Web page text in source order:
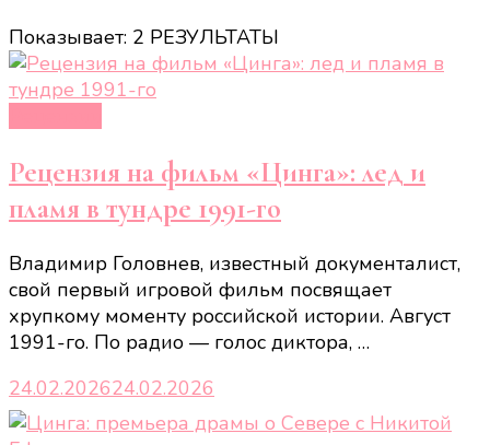
Показывает: 2 РЕЗУЛЬТАТЫ
Рецензия на фильм «Цинга»: лед и
пламя в тундре 1991-го
Владимир Головнев, известный документалист,
свой первый игровой фильм посвящает
хрупкому моменту российской истории. Август
1991-го. По радио — голос диктора, …
24.02.202624.02.2026